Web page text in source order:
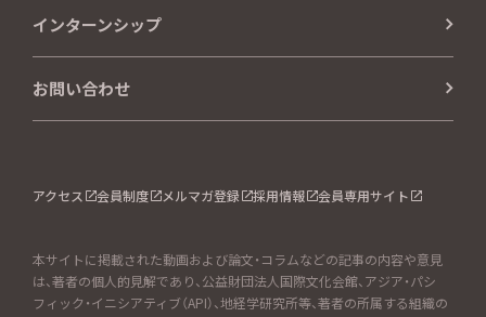
インターンシップ
お問い合わせ
アクセス 会員制度 メルマガ登録 採用情報 会員専用サイト
本サイトに掲載された動画および論文・コラムなどの記事の内容や意見
は、著者の個人的見解であり、公益財団法人国際文化会館、アジア・パシ
フィック・イニシアティブ（API）、地経学研究所等、著者の所属する組織の